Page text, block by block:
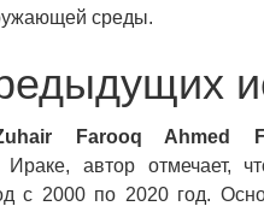
среды.
Farooq Ahmed
автор отмечает,
с 2000 по 2020 год.